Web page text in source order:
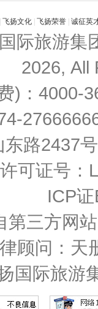
飞扬文化 飞扬荣誉 诚征英
际旅游集
2026, All
)：4000-
东路2437
可证号
ICP
第三方网
顾问：天
国际旅游